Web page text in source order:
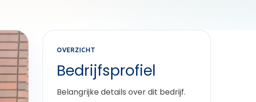
OVERZICHT
Bedrijfsprofiel
Belangrijke details over dit bedrijf.